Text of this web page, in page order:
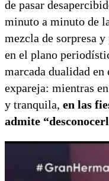
de pasar
minuto a minuto de
mezcla de sorpresa
en el plano
marcada dualidad
expareja: mientras
y tranquila, en las
admite